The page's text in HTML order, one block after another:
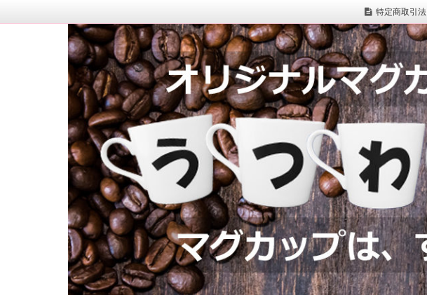
特定商取引
マグカップロゴ入れ｜うつわわあ